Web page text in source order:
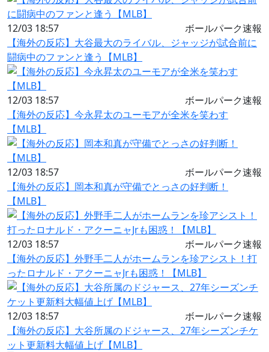
12/03 18:57
ボールパーク速報
【海外の反応】大谷最大のライバル、ジャッジが試合前に
闘病中のファンと逢う【MLB】
12/03 18:57
ボールパーク速報
【海外の反応】今永昇太のユーモアが全米を笑わす
【MLB】
12/03 18:57
ボールパーク速報
【海外の反応】岡本和真が守備でとっさの好判断！
【MLB】
12/03 18:57
ボールパーク速報
【海外の反応】外野手二人がホームランを珍アシスト！打
ったロナルド・アクーニャJrも困惑！【MLB】
12/03 18:57
ボールパーク速報
【海外の反応】大谷所属のドジャース、27年シーズンチケ
ット更新料大幅値上げ【MLB】